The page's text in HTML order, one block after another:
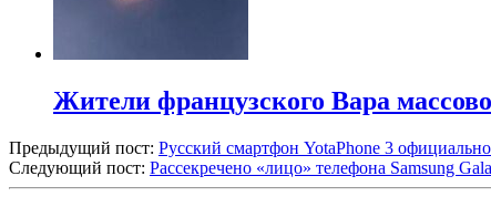
Жители французского Вара
Предыдущий пост: Русский смартфон YotaPhone 3
Следующий пост: Рассекречено «лицо» телефона Samsung